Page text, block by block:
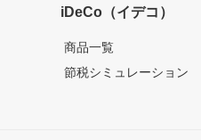
iDeCo（イデコ）
商品一覧
節税シミュレーション